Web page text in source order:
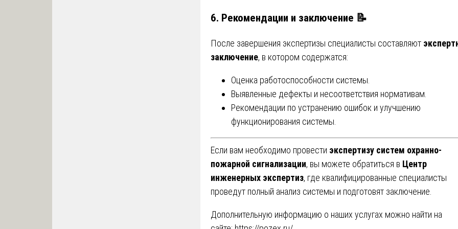
6. Рекомендации и заключение 📝
После завершения экспертизы специалисты составляют
заключение, в котором содержатся:
Оценка работоспособности системы.
Выявленные дефекты и несоответствия нормативам.
Рекомендации по устранению ошибок и улучшению
функционирования системы.
Если вам необходимо провести экспертизу систем охранно-
пожарной сигнализации, вы можете обратиться в Центр
инженерных экспертиз, где квалифицированные специалисты
проведут полный анализ системы и подготовят заключение.
Дополнительную информацию о наших услугах можно найти на